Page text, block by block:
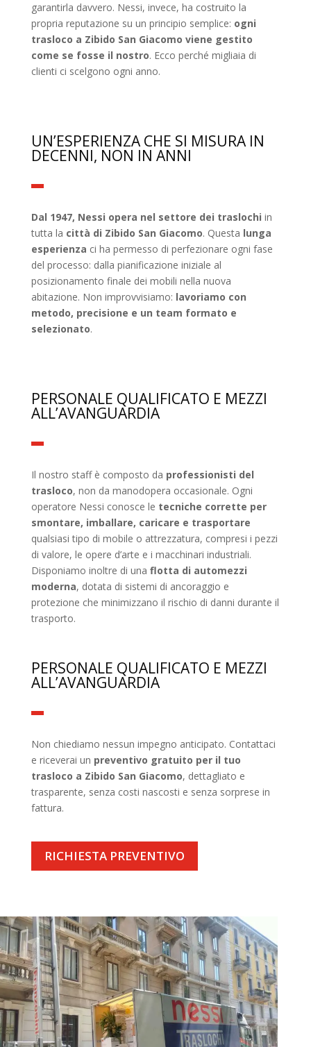
garantirla davvero. Nessi, invece, ha costruito la
propria reputazione su un principio semplice: ogni
trasloco a Zibido San Giacomo viene gestito
come se fosse il nostro. Ecco perché migliaia di
clienti ci scelgono ogni anno.
UN’ESPERIENZA CHE SI MISURA IN
DECENNI, NON IN ANNI
Dal 1947, Nessi opera nel settore dei traslochi in
tutta la città di Zibido San Giacomo. Questa lunga
esperienza ci ha permesso di perfezionare ogni fase
del processo: dalla pianificazione iniziale al
posizionamento finale dei mobili nella nuova
abitazione. Non improvvisiamo: lavoriamo con
metodo, precisione e un team formato e
selezionato.
PERSONALE QUALIFICATO E MEZZI
ALL’AVANGUARDIA
Il nostro staff è composto da professionisti del
trasloco, non da manodopera occasionale. Ogni
operatore Nessi conosce le tecniche corrette per
smontare, imballare, caricare e trasportare
qualsiasi tipo di mobile o attrezzatura, compresi i pezzi
di valore, le opere d’arte e i macchinari industriali.
Disponiamo inoltre di una flotta di automezzi
moderna, dotata di sistemi di ancoraggio e
protezione che minimizzano il rischio di danni durante il
trasporto.
PERSONALE QUALIFICATO E MEZZI
ALL’AVANGUARDIA
Non chiediamo nessun impegno anticipato. Contattaci
e riceverai un preventivo gratuito per il tuo
trasloco a Zibido San Giacomo, dettagliato e
trasparente, senza costi nascosti e senza sorprese in
fattura.
RICHIESTA PREVENTIVO